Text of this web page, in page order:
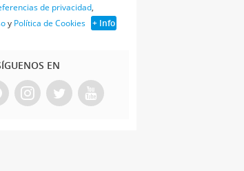
de privacidad,
y Política de Cookies + Info
EN